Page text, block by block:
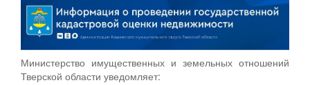
Министерство имущественных и земельных отношений
Тверской области уведомляет: